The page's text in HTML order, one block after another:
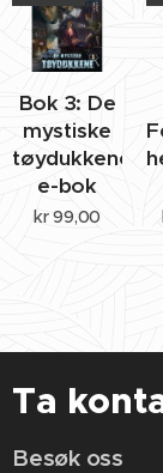
Bok 3: De
mystiske
tøydukkene,
e-bok
kr99,00
Ta
Besøk oss